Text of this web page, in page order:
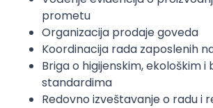
prometu
Organizacija prodaje goveda
Koordinacija rada zaposlenih
Briga o higijenskim, ekološkim
standardima
Redovno izveštavanje o radu i